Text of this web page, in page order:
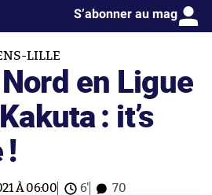
S’abonner au mag
LILLE
en Ligue
: it’s
!
À 06:00 6' 70